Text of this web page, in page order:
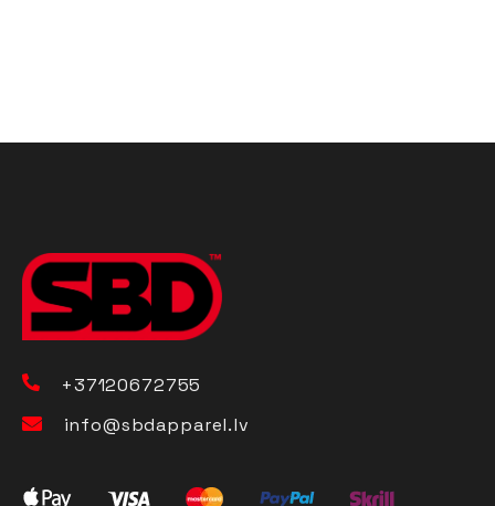
+37120672755
info@sbdapparel.lv